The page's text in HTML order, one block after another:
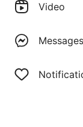
Video
Messages